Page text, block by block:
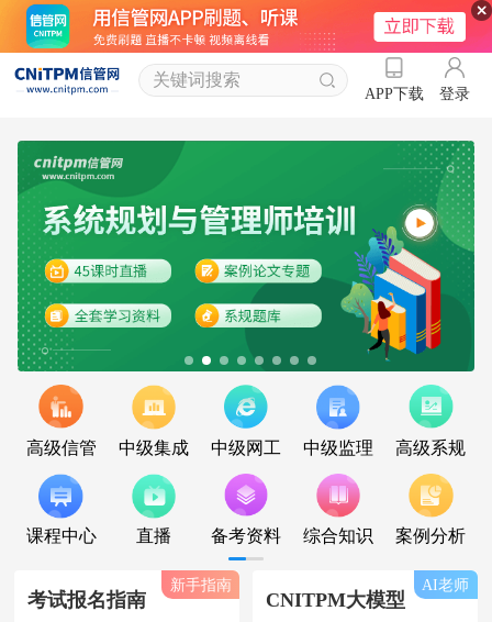
APP下载 登录
高级信管 中级集成 中级网工 中级监理 高级系规
课程中心 直播 备考资料 综合知识 案例分析
考试报名指南
新手指南
CNITPM大模型
AI老师